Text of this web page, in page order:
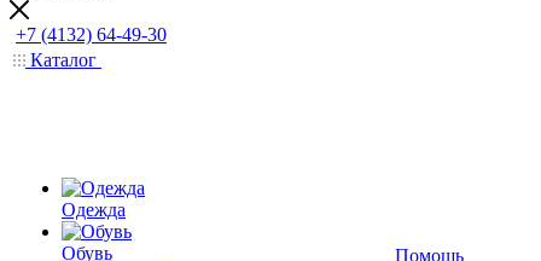
+7 (4132) 64-49-30
Каталог
Одежда
Обувь
Помощь